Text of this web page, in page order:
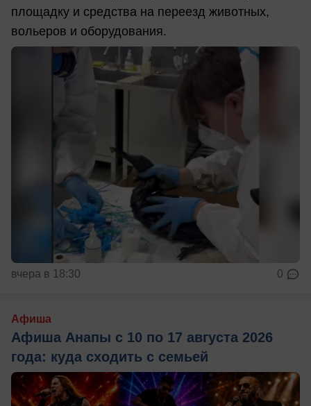
площадку и средства на переезд животных,
вольеров и оборудования.
вчера в 18:30 0
Афиша
Афиша Анапы с 10 по 17 августа 2026
года: куда сходить с семьей